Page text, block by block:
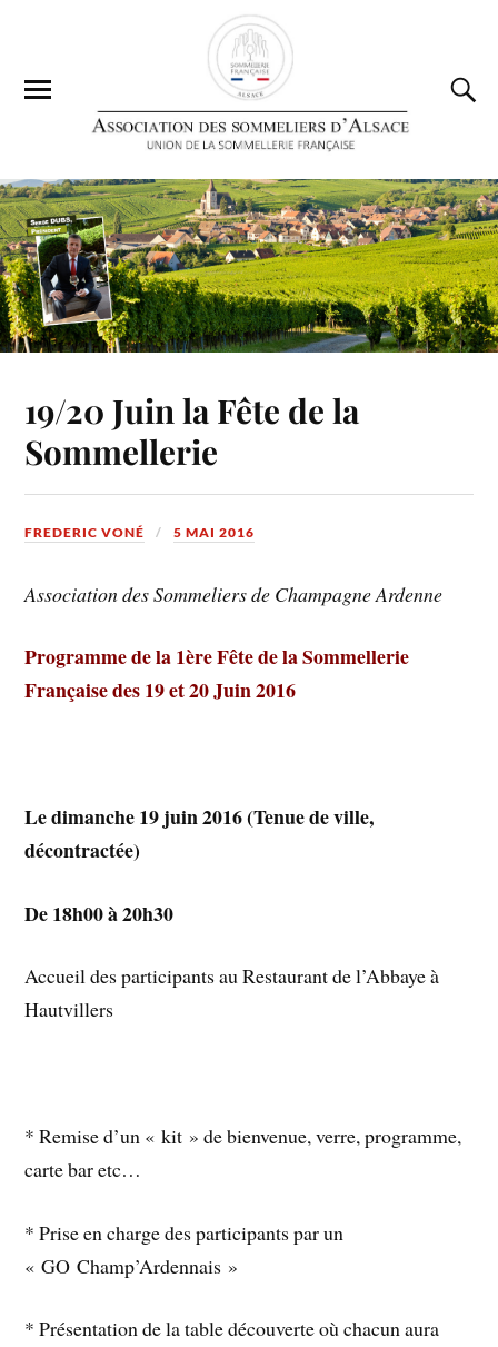
19/20 Juin la Fête de la
Sommellerie
FREDERIC VONÉ 5 MAI 2016
Association des Sommeliers de Champagne Ardenne
Programme de la 1ère Fête de la Sommellerie
Française des 19 et 20 Juin 2016
Le dimanche 19 juin 2016 (Tenue de ville,
décontractée)
De 18h00 à 20h30
Accueil des participants au Restaurant de l’Abbaye à
Hautvillers
* Remise d’un « kit » de bienvenue, verre, programme,
carte bar etc…
* Prise en charge des participants par un
« GO Champ’Ardennais »
* Présentation de la table découverte où chacun aura